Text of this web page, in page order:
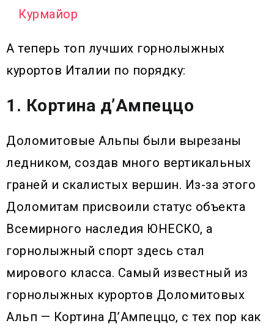
Курмайор
А теперь топ лучших горнолыжных
курортов Италии по порядку:
1. Кортина д’Ампеццо
Доломитовые Альпы были вырезаны
ледником, создав много вертикальных
граней и скалистых вершин. Из-за этого
Доломитам присвоили статус объекта
Всемирного наследия ЮНЕСКО, а
горнолыжный спорт здесь стал
мирового класса. Самый известный из
горнолыжных курортов Доломитовых
Альп — Кортина Д’Ампеццо, с тех пор как